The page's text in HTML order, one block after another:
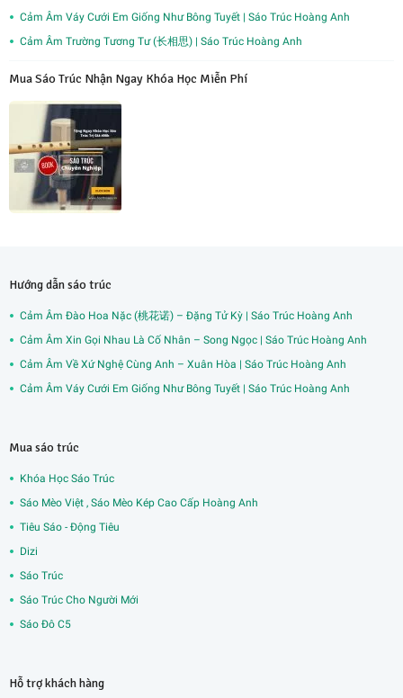
Cảm Âm Váy Cưới Em Giống Như Bông Tuyết | Sáo Trúc Hoàng Anh
Cảm Âm Trường Tương Tư (长相思) | Sáo Trúc Hoàng Anh
Mua Sáo Trúc Nhận Ngay Khóa Học Miễn Phí
Hướng dẫn sáo trúc
Cảm Âm Đào Hoa Nặc (桃花诺) – Đặng Tử Kỳ | Sáo Trúc Hoàng Anh
Cảm Âm Xin Gọi Nhau Là Cố Nhân – Song Ngọc | Sáo Trúc Hoàng Anh
Cảm Âm Về Xứ Nghệ Cùng Anh – Xuân Hòa | Sáo Trúc Hoàng Anh
Cảm Âm Váy Cưới Em Giống Như Bông Tuyết | Sáo Trúc Hoàng Anh
Mua sáo trúc
Khóa Học Sáo Trúc
Sáo Mèo Việt , Sáo Mèo Kép Cao Cấp Hoàng Anh
Tiêu Sáo - Động Tiêu
Dizi
Sáo Trúc
Sáo Trúc Cho Người Mới
Sáo Đô C5
Hỗ trợ khách hàng